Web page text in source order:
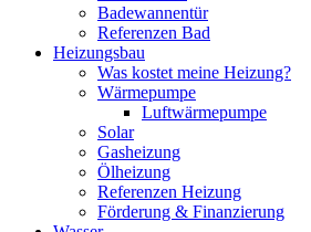
Badewannentür
Referenzen Bad
Heizungsbau
Was kostet meine Heizung?
Wärmepumpe
Luftwärmepumpe
Solar
Gasheizung
Ölheizung
Referenzen Heizung
Förderung & Finanzierung